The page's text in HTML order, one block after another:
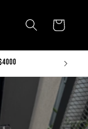
Carrito